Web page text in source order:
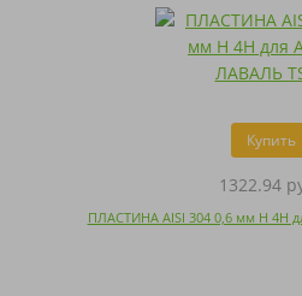
Купить
1322.94
ПЛАСТИНА AISI 304 0,6 мм H 4H